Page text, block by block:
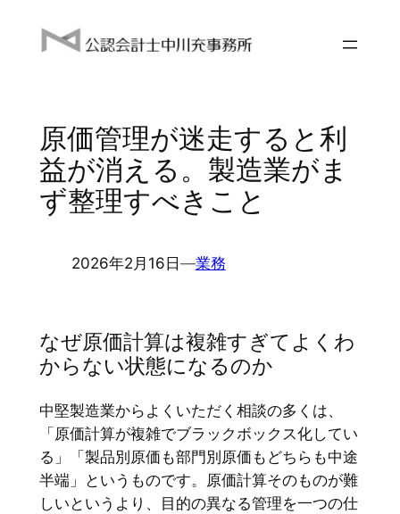
原価管理が迷走すると利
益が消える。製造業がま
ず整理すべきこと
2026年2月16日―業務
なぜ原価計算は複雑すぎてよくわ
からない状態になるのか
中堅製造業からよくいただく相談の多くは、
「原価計算が複雑でブラックボックス化してい
る」「製品別原価も部門別原価もどちらも中途
半端」というものです。原価計算そのものが難
しいというより、目的の異なる管理を一つの仕